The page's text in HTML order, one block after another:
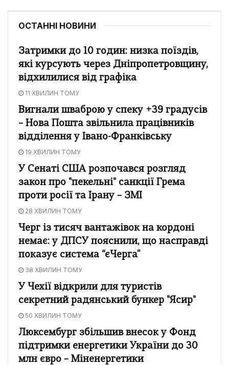
ОСТАННІ НОВИНИ
Затримки до 10 годин: низка поїздів,
які курсують через Дніпропетровщину,
відхилилися від графіка
11 ХВИЛИН ТОМУ
Вигнали шваброю у спеку +39 градусів
– Нова Пошта звільнила працівників
відділення у Івано-Франківську
19 ХВИЛИН ТОМУ
У Сенаті США розпочався розгляд
закон про "пекельні" санкції Грема
проти росії та Ірану – ЗМІ
28 ХВИЛИН ТОМУ
Черг із тисяч вантажівок на кордоні
немає: у ДПСУ пояснили, що насправді
показує система “єЧерга”
38 ХВИЛИН ТОМУ
У Чехії відкрили для туристів
секретний радянський бункер "Ясир"
50 ХВИЛИН ТОМУ
Люксембург збільшив внесок у Фонд
підтримки енергетики України до 30
млн євро – Міненергетики